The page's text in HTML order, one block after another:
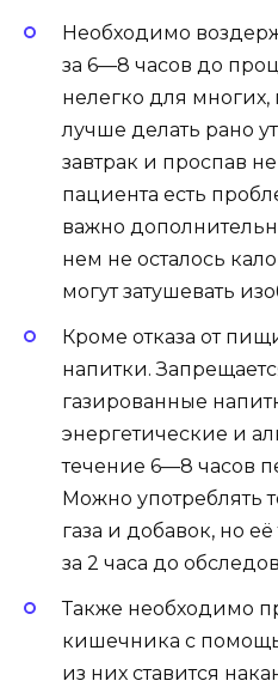
Необходимо
за 6—8 часов до
нелегко для многих,
лучше делать рано
завтрак и проспав
пациента есть
важно
нем не осталось
могут затушевать
Кроме отказа от
напитки.
газированные
энергетические и
течение 6—8 часов
Можно употреблять
газа и добавок, но
за 2 часа до
Также необходимо
кишечника с
из них ставится